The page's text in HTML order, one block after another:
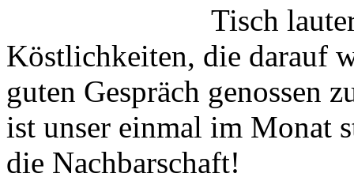
Tisch
Köstlichkeiten, die darauf
guten Gespräch genossen
ist unser einmal im Monat
die Nachbarschaft!